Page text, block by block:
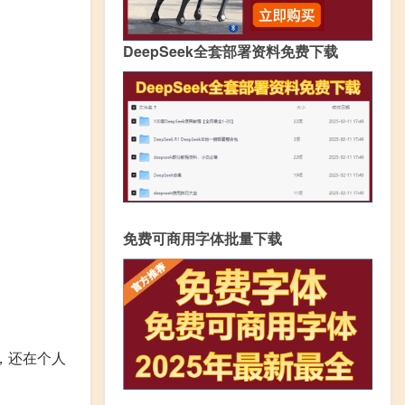
还在个人
DeepSeek全套部署资料免费下载
免费可商用字体批量下载